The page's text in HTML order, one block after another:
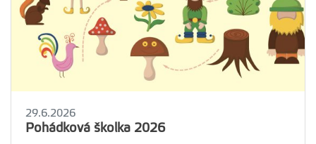
29.6.2026
Pohádková školka 2026